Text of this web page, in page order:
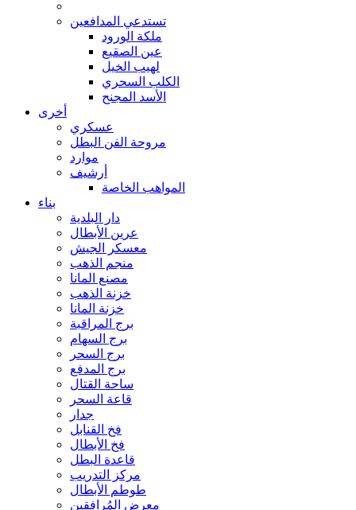
تستدعي المدافعين
ملكة الورود
عين الصقيع
لهيب الخيل
الكلب السحري
الأسد المجنح
أخرى
عسكري
مروحة الفن البطل
موارد
أرشيف
المواهب الخاصة
بناء
دار البلدية
عرين الأبطال
معسكر الجيش
منجم الذهب
مصنع المانا
خزنة الذهب
خزنة المانا
برج المراقبة
برج السهام
برج السحر
برج المدفع
ساحة القتال
قاعة السحر
جدار
فخ القنابل
فخ الأبطال
قاعدة البطل
مركز التدريب
طوطم الأبطال
معرض المُرافقين